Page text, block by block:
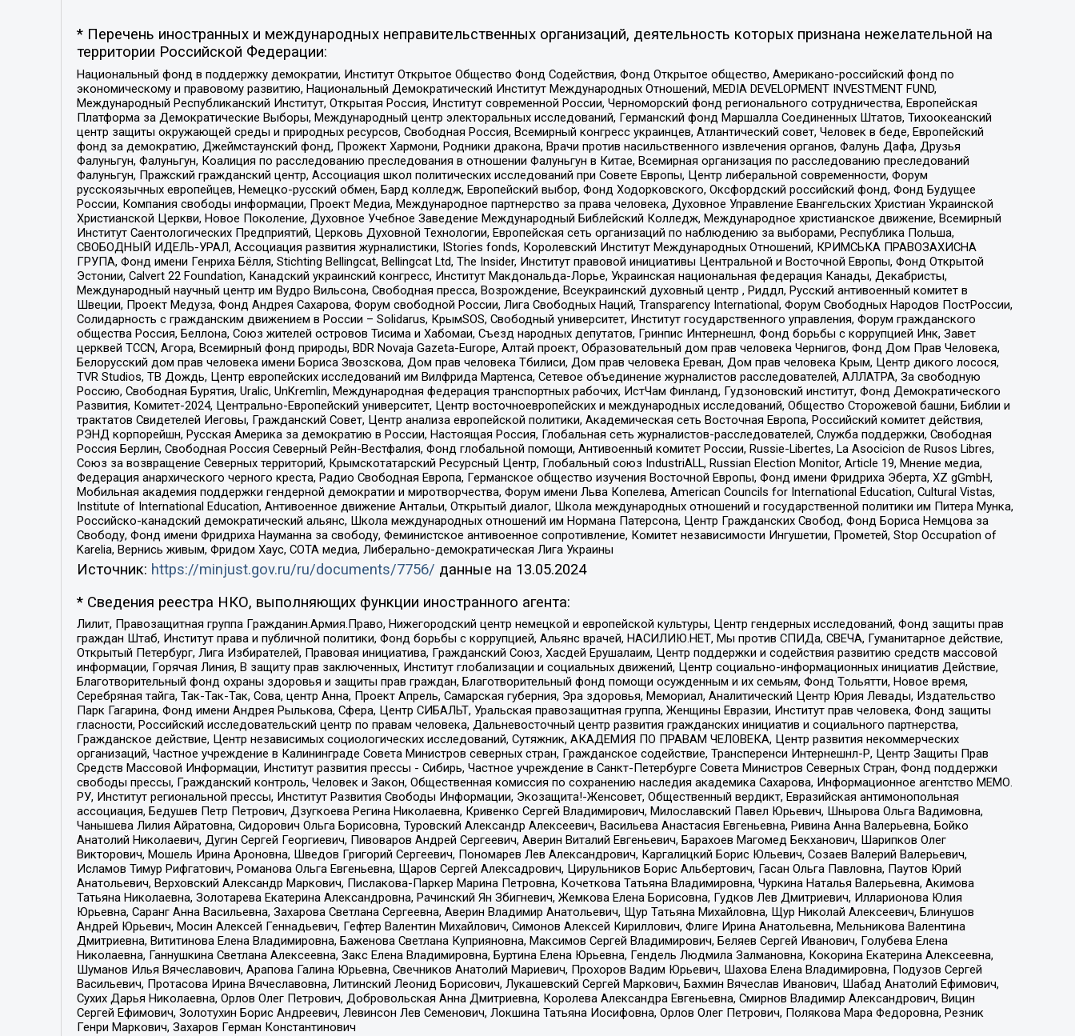
* Перечень иностранных и международных неправительственных организаций, деятельность которых признана нежелательной на
территории Российской Федерации:
Национальный фонд в поддержку демократии, Институт Открытое Общество Фонд Содействия, Фонд Открытое общество, Американо-российский фонд по
экономическому и правовому развитию, Национальный Демократический Институт Международных Отношений, MEDIA DEVELOPMENT INVESTMENT FUND,
Международный Республиканский Институт, Открытая Россия, Институт современной России, Черноморский фонд регионального сотрудничества, Европейская
Платформа за Демократические Выборы, Международный центр электоральных исследований, Германский фонд Маршалла Соединенных Штатов, Тихоокеанский
центр защиты окружающей среды и природных ресурсов, Свободная Россия, Всемирный конгресс украинцев, Атлантический совет, Человек в беде, Европейский
фонд за демократию, Джеймстаунский фонд, Прожект Хармони, Родники дракона, Врачи против насильственного извлечения органов, Фалунь Дафа, Друзья
Фалуньгун, Фалуньгун, Коалиция по расследованию преследования в отношении Фалуньгун в Китае, Всемирная организация по расследованию преследований
Фалуньгун, Пражский гражданский центр, Ассоциация школ политических исследований при Совете Европы, Центр либеральной современности, Форум
русскоязычных европейцев, Немецко-русский обмен, Бард колледж, Европейский выбор, Фонд Ходорковского, Оксфордский российский фонд, Фонд Будущее
России, Компания свободы информации, Проект Медиа, Международное партнерство за права человека, Духовное Управление Евангельских Христиан Украинской
Христианской Церкви, Новое Поколение, Духовное Учебное Заведение Международный Библейский Колледж, Международное христианское движение, Всемирный
Институт Саентологических Предприятий, Церковь Духовной Технологии, Европейская сеть организаций по наблюдению за выборами, Республика Польша,
СВОБОДНЫЙ ИДЕЛЬ-УРАЛ, Ассоциация развития журналистики, IStories fonds, Королевский Институт Международных Отношений, КРИМСЬКА ПРАВОЗАХИСНА
ГРУПА, Фонд имени Генриха Бёлля, Stichting Bellingcat, Bellingcat Ltd, The Insider, Институт правовой инициативы Центральной и Восточной Европы, Фонд Открытой
Эстонии, Calvert 22 Foundation, Канадский украинский конгресс, Институт Макдональда-Лорье, Украинская национальная федерация Канады, Декабристы,
Международный научный центр им Вудро Вильсона, Свободная пресса, Возрождение, Всеукраинский духовный центр , Риддл, Русский антивоенный комитет в
Швеции, Проект Медуза, Фонд Андрея Сахарова, Форум свободной России, Лига Свободных Наций, Transparеncy International, Форум Свободных Народов ПостРоссии,
Солидарность с гражданским движением в России – Solidarus, КрымSOS, Свободный университет, Институт государственного управления, Форум гражданского
общества Россия, Беллона, Союз жителей островов Тисима и Хабомаи, Съезд народных депутатов, Гринпис Интернешнл, Фонд борьбы с коррупцией Инк, Завет
церквей TCCN, Агора, Всемирный фонд природы, BDR Novaja Gazeta-Europe, Алтай проект, Образовательный дом прав человека Чернигов, Фонд Дом Прав Человека,
Белорусский дом прав человека имени Бориса Звозскова, Дом прав человека Тбилиси, Дом прав человека Ереван, Дом прав человека Крым, Центр дикого лосося,
TVR Studios, ТВ Дождь, Центр европейских исследований им Вилфрида Мартенса, Сетевое объединение журналистов расследователей, АЛЛАТРА, За свободную
Россию, Свободная Бурятия, Uralic, UnKremlin, Международная федерация транспортных рабочих, ИстЧам Финланд, Гудзоновский институт, Фонд Демократического
Развития, Комитет-2024, Центрально-Европейский университет, Центр восточноевропейских и международных исследований, Общество Сторожевой башни, Библии и
трактатов Свидетелей Иеговы, Гражданский Совет, Центр анализа европейской политики, Академическая сеть Восточная Европа, Российский комитет действия,
РЭНД корпорейшн, Русская Америка за демократию в России, Настоящая Россия, Глобальная сеть журналистов-расследователей, Служба поддержки, Свободная
Россия Берлин, Свободная Россия Северный Рейн-Вестфалия, Фонд глобальной помощи, Антивоенный комитет России, Russie-Libertes, La Asocicion de Rusos Libres,
Союз за возвращение Северных территорий, Крымскотатарский Ресурсный Центр, Глобальный союз IndustriALL, Russian Election Monitor, Article 19, Мнение медиа,
Федерация анархического черного креста, Радио Свободная Европа, Германское общество изучения Восточной Европы, Фонд имени Фридриха Эберта, XZ gGmbH,
Мобильная академия поддержки гендерной демократии и миротворчества, Форум имени Льва Копелева, American Councils for International Education, Cultural Vistas,
Institute of International Education, Антивоенное движение Антальи, Открытый диалог, Школа международных отношений и государственной политики им Питера Мунка,
Российско-канадский демократический альянс, Школа международных отношений им Нормана Патерсона, Центр Гражданских Свобод, Фонд Бориса Немцова за
Свободу, Фонд имени Фридриха Науманна за свободу, Феминистское антивоенное сопротивление, Комитет независимости Ингушетии, Прометей, Stop Occupation of
Karelia, Вернись живым, Фридом Хаус, СОТА медиа, Либерально-демократическая Лига Украины
Источник: https://minjust.gov.ru/ru/documents/7756/ данные на 13.05.2024
* Сведения реестра НКО, выполняющих функции иностранного агента:
Лилит, Правозащитная группа Гражданин.Армия.Право, Нижегородский центр немецкой и европейской культуры, Центр гендерных исследований, Фонд защиты прав
граждан Штаб, Институт права и публичной политики, Фонд борьбы с коррупцией, Альянс врачей, НАСИЛИЮ.НЕТ, Мы против СПИДа, СВЕЧА, Гуманитарное действие,
Открытый Петербург, Лига Избирателей, Правовая инициатива, Гражданский Союз, Хасдей Ерушалаим, Центр поддержки и содействия развитию средств массовой
информации, Горячая Линия, В защиту прав заключенных, Институт глобализации и социальных движений, Центр социально-информационных инициатив Действие,
Благотворительный фонд охраны здоровья и защиты прав граждан, Благотворительный фонд помощи осужденным и их семьям, Фонд Тольятти, Новое время,
Серебряная тайга, Так-Так-Так, Сова, центр Анна, Проект Апрель, Самарская губерния, Эра здоровья, Мемориал, Аналитический Центр Юрия Левады, Издательство
Парк Гагарина, Фонд имени Андрея Рылькова, Сфера, Центр СИБАЛЬТ, Уральская правозащитная группа, Женщины Евразии, Институт прав человека, Фонд защиты
гласности, Российский исследовательский центр по правам человека, Дальневосточный центр развития гражданских инициатив и социального партнерства,
Гражданское действие, Центр независимых социологических исследований, Сутяжник, АКАДЕМИЯ ПО ПРАВАМ ЧЕЛОВЕКА, Центр развития некоммерческих
организаций, Частное учреждение в Калининграде Совета Министров северных стран, Гражданское содействие, Трансперенси Интернешнл-Р, Центр Защиты Прав
Средств Массовой Информации, Институт развития прессы - Сибирь, Частное учреждение в Санкт-Петербурге Совета Министров Северных Стран, Фонд поддержки
свободы прессы, Гражданский контроль, Человек и Закон, Общественная комиссия по сохранению наследия академика Сахарова, Информационное агентство МЕМО.
РУ, Институт региональной прессы, Институт Развития Свободы Информации, Экозащита!-Женсовет, Общественный вердикт, Евразийская антимонопольная
ассоциация, Бедушев Петр Петрович, Дзугкоева Регина Николаевна, Кривенко Сергей Владимирович, Милославский Павел Юрьевич, Шнырова Ольга Вадимовна,
Чанышева Лилия Айратовна, Сидорович Ольга Борисовна, Туровский Александр Алексеевич, Васильева Анастасия Евгеньевна, Ривина Анна Валерьевна, Бойко
Анатолий Николаевич, Дугин Сергей Георгиевич, Пивоваров Андрей Сергеевич, Аверин Виталий Евгеньевич, Барахоев Магомед Бекханович, Шарипков Олег
Викторович, Мошель Ирина Ароновна, Шведов Григорий Сергеевич, Пономарев Лев Александрович, Каргалицкий Борис Юльевич, Созаев Валерий Валерьевич,
Исламов Тимур Рифгатович, Романова Ольга Евгеньевна, Щаров Сергей Алексадрович, Цирульников Борис Альбертович, Гасан Ольга Павловна, Паутов Юрий
Анатольевич, Верховский Александр Маркович, Пислакова-Паркер Марина Петровна, Кочеткова Татьяна Владимировна, Чуркина Наталья Валерьевна, Акимова
Татьяна Николаевна, Золотарева Екатерина Александровна, Рачинский Ян Збигневич, Жемкова Елена Борисовна, Гудков Лев Дмитриевич, Илларионова Юлия
Юрьевна, Саранг Анна Васильевна, Захарова Светлана Сергеевна, Аверин Владимир Анатольевич, Щур Татьяна Михайловна, Щур Николай Алексеевич, Блинушов
Андрей Юрьевич, Мосин Алексей Геннадьевич, Гефтер Валентин Михайлович, Симонов Алексей Кириллович, Флиге Ирина Анатольевна, Мельникова Валентина
Дмитриевна, Вититинова Елена Владимировна, Баженова Светлана Куприяновна, Максимов Сергей Владимирович, Беляев Сергей Иванович, Голубева Елена
Николаевна, Ганнушкина Светлана Алексеевна, Закс Елена Владимировна, Буртина Елена Юрьевна, Гендель Людмила Залмановна, Кокорина Екатерина Алексеевна,
Шуманов Илья Вячеславович, Арапова Галина Юрьевна, Свечников Анатолий Мариевич, Прохоров Вадим Юрьевич, Шахова Елена Владимировна, Подузов Сергей
Васильевич, Протасова Ирина Вячеславовна, Литинский Леонид Борисович, Лукашевский Сергей Маркович, Бахмин Вячеслав Иванович, Шабад Анатолий Ефимович,
Сухих Дарья Николаевна, Орлов Олег Петрович, Добровольская Анна Дмитриевна, Королева Александра Евгеньевна, Смирнов Владимир Александрович, Вицин
Сергей Ефимович, Золотухин Борис Андреевич, Левинсон Лев Семенович, Локшина Татьяна Иосифовна, Орлов Олег Петрович, Полякова Мара Федоровна, Резник
Генри Маркович, Захаров Герман Константинович